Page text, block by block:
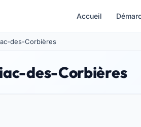
Accueil
des-Corbières
des-Corbières